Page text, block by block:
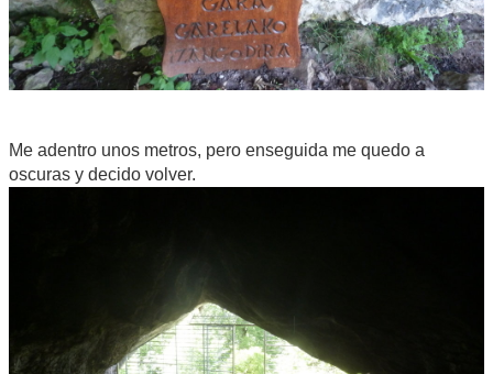
Me adentro unos metros, pero enseguida me quedo a
oscuras y decido volver.